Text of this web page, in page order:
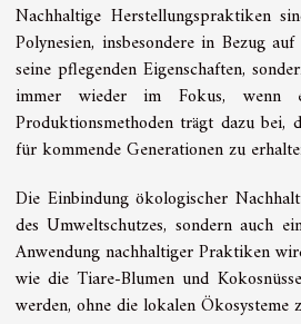
Nachhaltige Herstellungspraktiken
Polynesien, insbesondere in Bezug
seine pflegenden Eigenschaften,
immer wieder im Fokus, wenn
Produktionsmethoden trägt dazu bei,
für kommende Generationen zu
Die Einbindung ökologischer
des Umweltschutzes, sondern auch
Anwendung nachhaltiger Praktiken
wie die Tiare-Blumen und
werden, ohne die lokalen Ökosysteme